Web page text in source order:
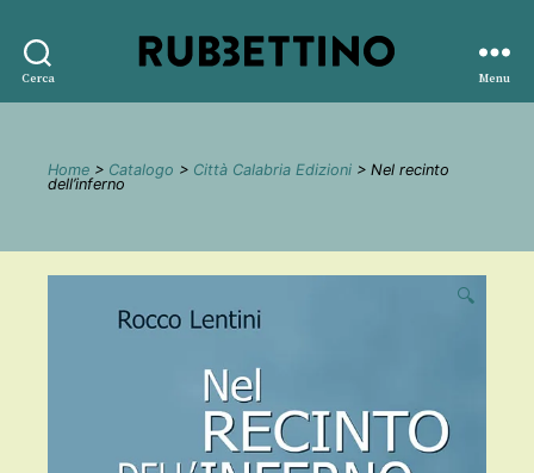
Cerca
editore
Menu
Home > Catalogo > Città Calabria Edizioni > Nel recinto
dell’inferno
🔍